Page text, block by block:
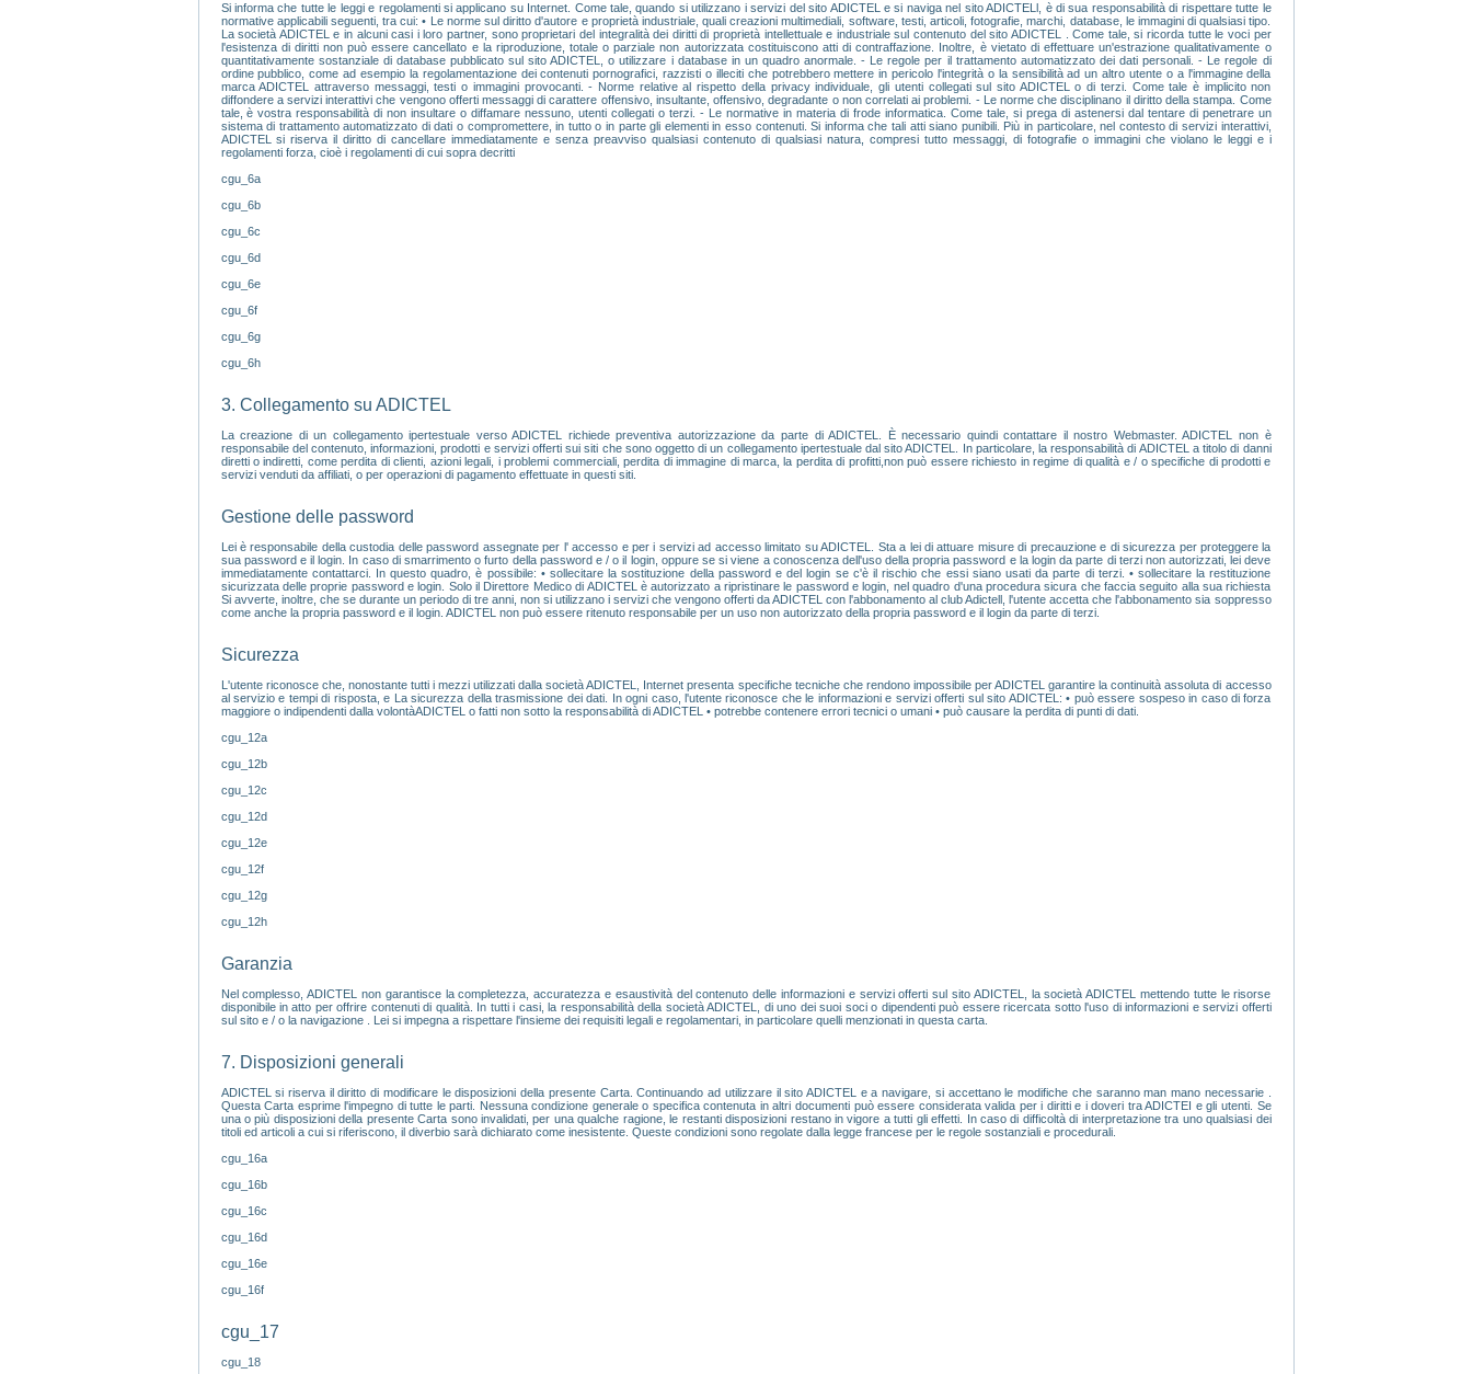
Si informa che tutte le leggi e regolamenti si applicano su Internet. Come tale, quando si utilizzano i servizi del sito ADICTEL e si naviga nel sito ADICTELl, è di sua responsabilità di rispettare tutte le
normative applicabili seguenti, tra cui: • Le norme sul diritto d'autore e proprietà industriale, quali creazioni multimediali, software, testi, articoli, fotografie, marchi, database, le immagini di qualsiasi tipo.
La società ADICTEL e in alcuni casi i loro partner, sono proprietari del integralità dei diritti di proprietà intellettuale e industriale sul contenuto del sito ADICTEL . Come tale, si ricorda tutte le voci per
l'esistenza di diritti non può essere cancellato e la riproduzione, totale o parziale non autorizzata costituiscono atti di contraffazione. Inoltre, è vietato di effettuare un'estrazione qualitativamente o
quantitativamente sostanziale di database pubblicato sul sito ADICTEL, o utilizzare i database in un quadro anormale. - Le regole per il trattamento automatizzato dei dati personali. - Le regole di
ordine pubblico, come ad esempio la regolamentazione dei contenuti pornografici, razzisti o illeciti che potrebbero mettere in pericolo l'integrità o la sensibilità ad un altro utente o a l'immagine della
marca ADICTEL attraverso messaggi, testi o immagini provocanti. - Norme relative al rispetto della privacy individuale, gli utenti collegati sul sito ADICTEL o di terzi. Come tale è implicito non
diffondere a servizi interattivi che vengono offerti messaggi di carattere offensivo, insultante, offensivo, degradante o non correlati ai problemi. - Le norme che disciplinano il diritto della stampa. Come
tale, è vostra responsabilità di non insultare o diffamare nessuno, utenti collegati o terzi. - Le normative in materia di frode informatica. Come tale, si prega di astenersi dal tentare di penetrare un
sistema di trattamento automatizzato di dati o compromettere, in tutto o in parte gli elementi in esso contenuti. Si informa che tali atti siano punibili. Più in particolare, nel contesto di servizi interattivi,
ADICTEL si riserva il diritto di cancellare immediatamente e senza preavviso qualsiasi contenuto di qualsiasi natura, compresi tutto messaggi, di fotografie o immagini che violano le leggi e i
regolamenti forza, cioè i regolamenti di cui sopra decritti
cgu_6a
cgu_6b
cgu_6c
cgu_6d
cgu_6e
cgu_6f
cgu_6g
cgu_6h
3. Collegamento su ADICTEL
La creazione di un collegamento ipertestuale verso ADICTEL richiede preventiva autorizzazione da parte di ADICTEL. È necessario quindi contattare il nostro Webmaster. ADICTEL non è
responsabile del contenuto, informazioni, prodotti e servizi offerti sui siti che sono oggetto di un collegamento ipertestuale dal sito ADICTEL. In particolare, la responsabilità di ADICTEL a titolo di danni
diretti o indiretti, come perdita di clienti, azioni legali, i problemi commerciali, perdita di immagine di marca, la perdita di profitti,non può essere richiesto in regime di qualità e / o specifiche di prodotti e
servizi venduti da affiliati, o per operazioni di pagamento effettuate in questi siti.
Gestione delle password
Lei è responsabile della custodia delle password assegnate per l' accesso e per i servizi ad accesso limitato su ADICTEL. Sta a lei di attuare misure di precauzione e di sicurezza per proteggere la
sua password e il login. In caso di smarrimento o furto della password e / o il login, oppure se si viene a conoscenza dell'uso della propria password e la login da parte di terzi non autorizzati, lei deve
immediatamente contattarci. In questo quadro, è possibile: • sollecitare la sostituzione della password e del login se c'è il rischio che essi siano usati da parte di terzi. • sollecitare la restituzione
sicurizzata delle proprie password e login. Solo il Direttore Medico di ADICTEL è autorizzato a ripristinare le password e login, nel quadro d'una procedura sicura che faccia seguito alla sua richiesta
Si avverte, inoltre, che se durante un periodo di tre anni, non si utilizzano i servizi che vengono offerti da ADICTEL con l'abbonamento al club Adictell, l'utente accetta che l'abbonamento sia soppresso
come anche la propria password e il login. ADICTEL non può essere ritenuto responsabile per un uso non autorizzato della propria password e il login da parte di terzi.
Sicurezza
L'utente riconosce che, nonostante tutti i mezzi utilizzati dalla società ADICTEL, Internet presenta specifiche tecniche che rendono impossibile per ADICTEL garantire la continuità assoluta di accesso
al servizio e tempi di risposta, e La sicurezza della trasmissione dei dati. In ogni caso, l'utente riconosce che le informazioni e servizi offerti sul sito ADICTEL: • può essere sospeso in caso di forza
maggiore o indipendenti dalla volontàADICTEL o fatti non sotto la responsabilità di ADICTEL • potrebbe contenere errori tecnici o umani • può causare la perdita di punti di dati.
cgu_12a
cgu_12b
cgu_12c
cgu_12d
cgu_12e
cgu_12f
cgu_12g
cgu_12h
Garanzia
Nel complesso, ADICTEL non garantisce la completezza, accuratezza e esaustività del contenuto delle informazioni e servizi offerti sul sito ADICTEL, la società ADICTEL mettendo tutte le risorse
disponibile in atto per offrire contenuti di qualità. In tutti i casi, la responsabilità della società ADICTEL, di uno dei suoi soci o dipendenti può essere ricercata sotto l'uso di informazioni e servizi offerti
sul sito e / o la navigazione . Lei si impegna a rispettare l'insieme dei requisiti legali e regolamentari, in particolare quelli menzionati in questa carta.
7. Disposizioni generali
ADICTEL si riserva il diritto di modificare le disposizioni della presente Carta. Continuando ad utilizzare il sito ADICTEL e a navigare, si accettano le modifiche che saranno man mano necessarie .
Questa Carta esprime l'impegno di tutte le parti. Nessuna condizione generale o specifica contenuta in altri documenti può essere considerata valida per i diritti e i doveri tra ADICTEI e gli utenti. Se
una o più disposizioni della presente Carta sono invalidati, per una qualche ragione, le restanti disposizioni restano in vigore a tutti gli effetti. In caso di difficoltà di interpretazione tra uno qualsiasi dei
titoli ed articoli a cui si riferiscono, il diverbio sarà dichiarato come inesistente. Queste condizioni sono regolate dalla legge francese per le regole sostanziali e procedurali.
cgu_16a
cgu_16b
cgu_16c
cgu_16d
cgu_16e
cgu_16f
cgu_17
cgu_18